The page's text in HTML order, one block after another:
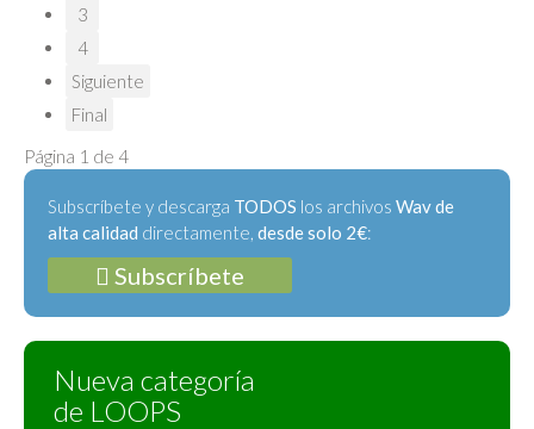
3
4
Siguiente
Final
Página 1 de 4
Subscríbete y descarga TODOS los archivos Wav de
alta calidad directamente, desde solo 2€:
Subscríbete
Nueva categoría
de LOOPS